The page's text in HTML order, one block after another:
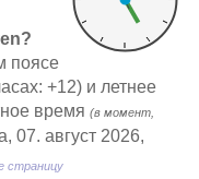
поясе
+12) и летнее
время (в момент,
07. август 2026,
страницу